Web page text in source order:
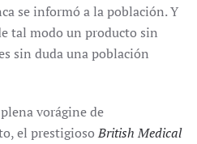
se informó a la población. Y
tal modo un producto sin
sin duda una población
vorágine de
el prestigiosoBritish Medical